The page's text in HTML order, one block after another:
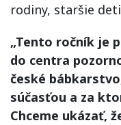
rodiny, staršie
„Tento ročník je
do centra
české
súčasťou a za
Chceme ukázať,